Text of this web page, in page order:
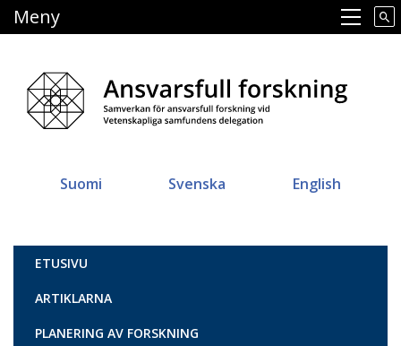
till
Main navigation
Meny
Suomi Svenska English
Vastuullinen tiede
ETUSIVU
ARTIKLARNA
PLANERING AV FORSKNING